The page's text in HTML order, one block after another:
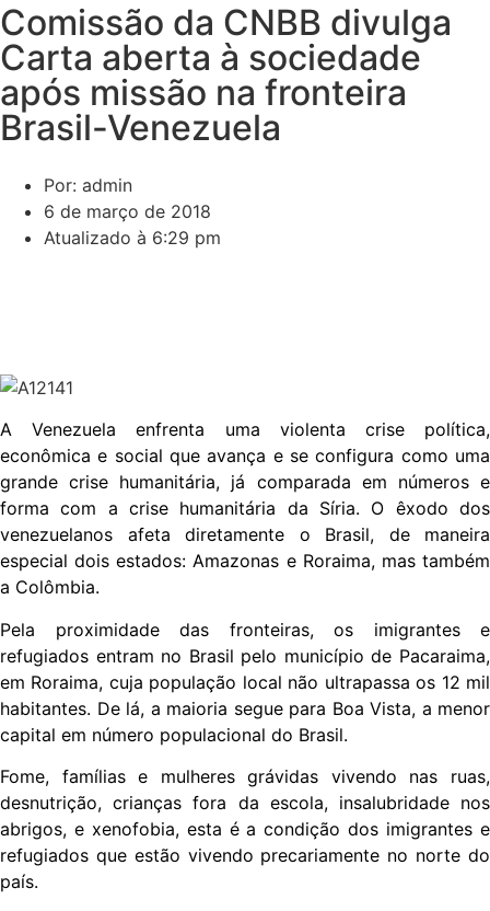
Comissão da CNBB divulga
Carta aberta à sociedade
após missão na fronteira
Brasil-Venezuela
Por: admin
6 de março de 2018
Atualizado à 6:29 pm
A Venezuela enfrenta uma violenta crise política,
econômica e social que avança e se configura como uma
grande crise humanitária, já comparada em números e
forma com a crise humanitária da Síria. O êxodo dos
venezuelanos afeta diretamente o Brasil, de maneira
especial dois estados: Amazonas e Roraima, mas também
a Colômbia.
Pela proximidade das fronteiras, os imigrantes e
refugiados entram no Brasil pelo município de Pacaraima,
em Roraima, cuja população local não ultrapassa os 12 mil
habitantes. De lá, a maioria segue para Boa Vista, a menor
capital em número populacional do Brasil.
Fome, famílias e mulheres grávidas vivendo nas ruas,
desnutrição, crianças fora da escola, insalubridade nos
abrigos, e xenofobia, esta é a condição dos imigrantes e
refugiados que estão vivendo precariamente no norte do
país.